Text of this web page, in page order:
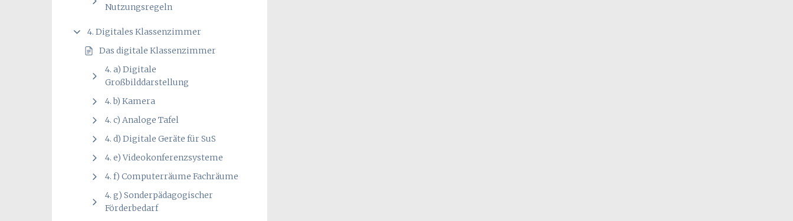
Nutzungsregeln
4. Digitales Klassenzimmer
Das digitale Klassenzimmer
4. a) Digitale
Großbilddarstellung
4. b) Kamera
4. c) Analoge Tafel
4. d) Digitale Geräte für SuS
4. e) Videokonferenzsysteme
4. f) Computerräume Fachräume
4. g) Sonderpädagogischer
Förderbedarf